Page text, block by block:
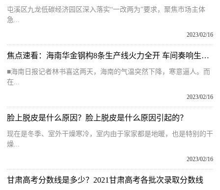
屯溪区九龙低碳经济园区深入落实“一改两为”要求，聚焦市场主体
急...
2023/02/16
焦点速看：海南华金钢构8条生产线火力全开 车间奏响生产“进行曲”
■海南日报记者林书喜这两天，海南的气温突然下降，寒意逼人。而
在...
2023/02/16
脸上脱皮是什么原因？脸上脱皮是什么原因引起的？
现在是冬季、室外干燥寒冷，室内由于家家都是地暖，也是特别的干
燥...
2023/02/16
甘肃高考分数线是多少？2021甘肃高考各批次录取分数线